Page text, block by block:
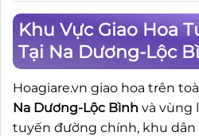
Khu Vực Giao Hoa
Tại Na Dương-Lộc
Hoagiare.vn giao hoa trên
Na Dương-Lộc Bình và vùng
tuyến đường chính, khu